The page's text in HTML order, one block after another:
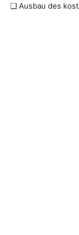
❏ Ausbau des